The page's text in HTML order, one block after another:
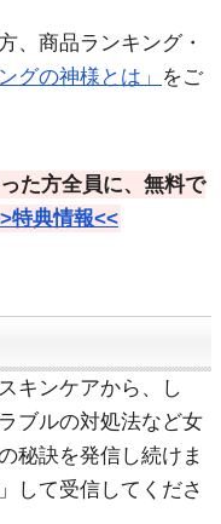
、商品ランキング・
グの神様とは」
をご
た方全員に、無料で
特典情報<<
キンケアから、し
ブルの対処法など女
秘訣を発信し続けま
して受信してくださ